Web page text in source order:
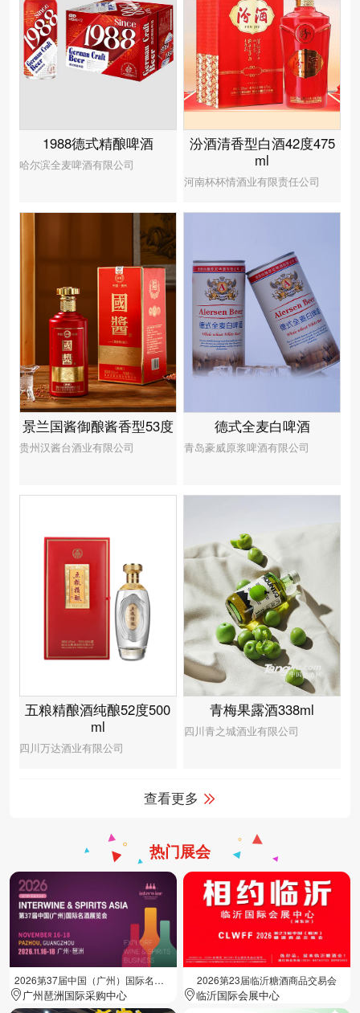
1988德式精酿啤酒
哈尔滨全麦啤酒有限公司
汾酒清香型白酒42度475
ml
河南杯杯情酒业有限责任公司
景兰国酱御酿酱香型53度
贵州汉酱台酒业有限公司
德式全麦白啤酒
青岛豪威原浆啤酒有限公司
五粮精酿酒纯酿52度500
ml
四川万达酒业有限公司
青梅果露酒338ml
四川青之城酒业有限公司
查看更多
热门展会
2026第37届中国（广州）国际名酒展览会
广州琶洲国际采购中心
2026第23届临沂糖酒商品交易会
临沂国际会展中心